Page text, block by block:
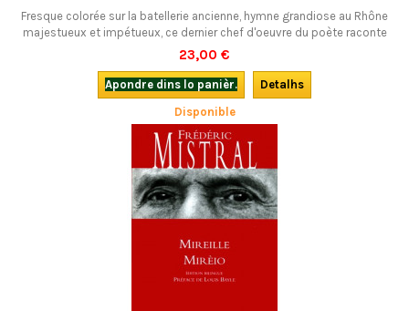
Fresque colorée sur la batellerie ancienne, hymne grandiose au Rhône
majestueux et impétueux, ce dernier chef d'oeuvre du poète raconte
une histoire d'amour dramatique entre un prince et une modeste
chercheuse d'or. Bilingue français-occitan (graphie mistralienne).
23,00 €
Apondre dins lo panièr.
Detalhs
Disponible